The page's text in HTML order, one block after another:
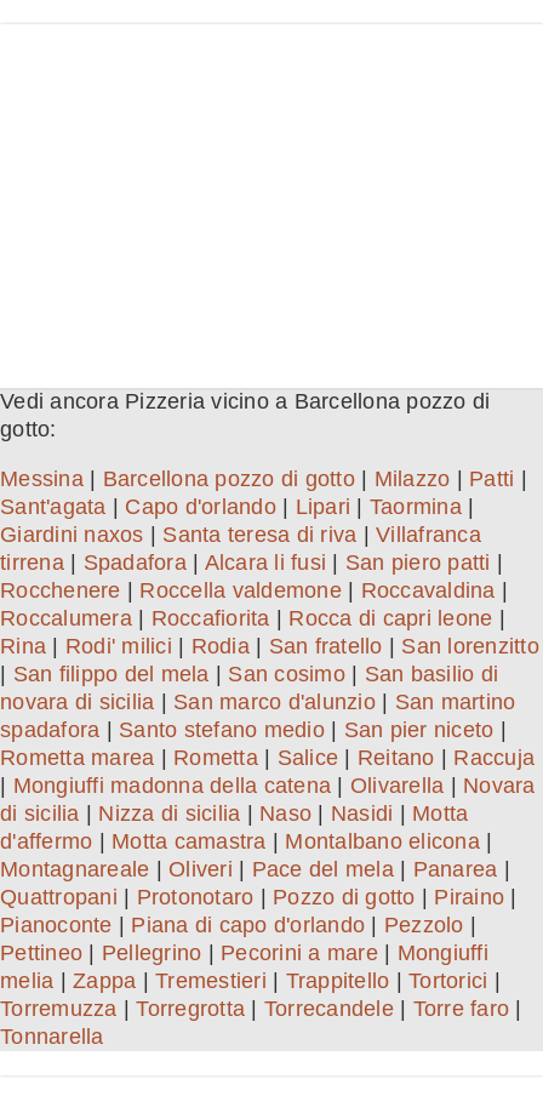
Vedi ancora Pizzeria vicino a Barcellona pozzo di
gotto:
Messina| Barcellona pozzo di gotto| Milazzo Patti
Sant'agata
Capo d'orlando| Lipari Taormina|
Giardini naxos
Santa teresa di riva
Villafranca
tirrena| Spadafora| Alcara li fusi San piero patti
Rocchenere
Roccella valdemone| Roccavaldina
Roccalumera| Roccafiorita Rocca di capri leone
Rina
Rodi' milici Rodia| San fratello
San lorenzitto
San filippo del mela San cosimo| San basilio di
novara di sicilia
San marco d'alunzio| San martino
spadafora
Santo stefano medio| San pier niceto
Rometta marea
Rometta| Salice Reitano
Raccuja
Mongiuffi madonna della catena Olivarella
Novara
di sicilia
Nizza di sicilia Naso Nasidi
Motta
d'affermo
Motta camastra Montalbano elicona|
Montagnareale
Oliveri Pace del mela| Panarea
Quattropani
Protonotaro Pozzo di gotto Piraino
Pianoconte
Piana di capo d'orlando Pezzolo
Pettineo
Pellegrino Pecorini a mare| Mongiuffi
melia
Zappa Tremestieri Trappitello Tortorici
Torremuzza |Torregrotta Torrecandele| Torre faro
Tonnarella